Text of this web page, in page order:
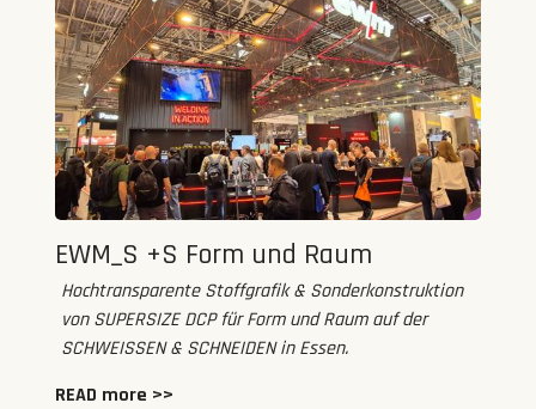
EWM_S +S Form und Raum
Hochtransparente Stoffgrafik & Sonderkonstruktion
von SUPERSIZE DCP für Form und Raum auf der
SCHWEISSEN & SCHNEIDEN in Essen.
READ more >>